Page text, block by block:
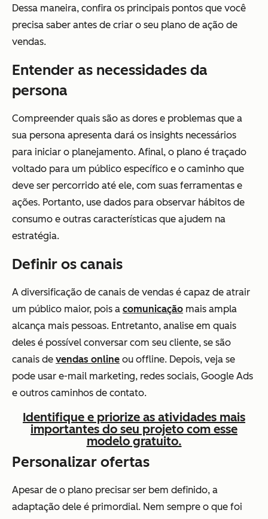
Dessa maneira, confira os principais pontos que você
precisa saber antes de criar o seu plano de ação de
vendas.
Entender as necessidades da
persona
Compreender quais são as dores e problemas que a
sua persona apresenta dará os insights necessários
para iniciar o planejamento. Afinal, o plano é traçado
voltado para um público específico e o caminho que
deve ser percorrido até ele, com suas ferramentas e
ações. Portanto, use dados para observar hábitos de
consumo e outras características que ajudem na
estratégia.
Definir os canais
A diversificação de canais de vendas é capaz de atrair
um público maior, pois a comunicação mais ampla
alcança mais pessoas. Entretanto, analise em quais
deles é possível conversar com seu cliente, se são
canais de vendas online ou offline. Depois, veja se
pode usar e-mail marketing, redes sociais, Google Ads
e outros caminhos de contato.
Identifique e priorize as atividades mais
importantes do seu projeto com esse
modelo gratuito.
Personalizar ofertas
Apesar de o plano precisar ser bem definido, a
adaptação dele é primordial. Nem sempre o que foi